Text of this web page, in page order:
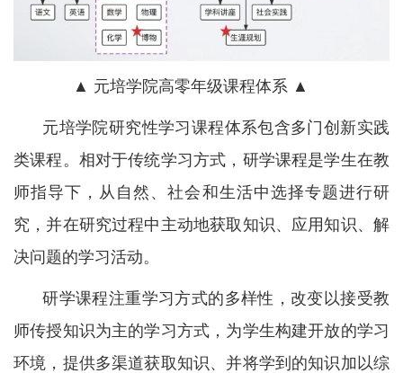
▲ 元培学院高零年级课程体系 ▲
元培学院研究性学习课程体系包含多门创新实践
类课程。相对于传统学习方式，研学课程是学生在教
师指导下，从自然、社会和生活中选择专题进行研
究，并在研究过程中主动地获取知识、应用知识、解
决问题的学习活动。
研学课程注重学习方式的多样性，改变以接受教
师传授知识为主的学习方式，为学生构建开放的学习
环境，提供多渠道获取知识、并将学到的知识加以综